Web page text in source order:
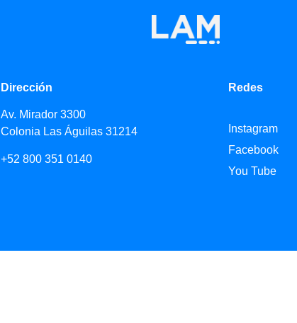
Dirección
Av. Mirador 3300
Colonia Las Águilas 31214
+52 800 351 0140
Redes
Instagram
Facebook
You Tube